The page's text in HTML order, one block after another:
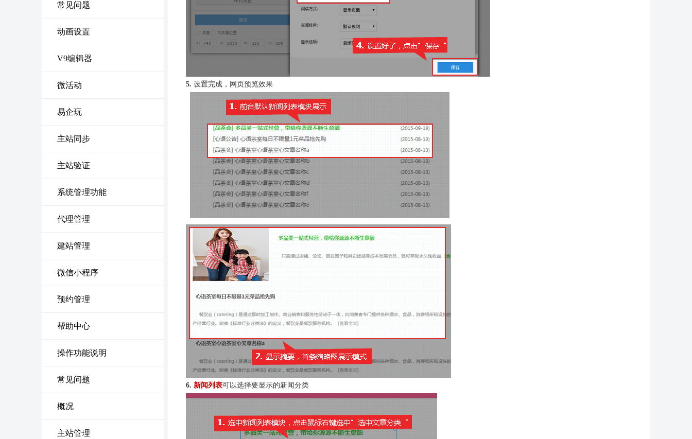
常见问题
动画设置
V9编辑器
微活动
易企玩
主站同步
主站验证
系统管理功能
代理管理
建站管理
微信小程序
预约管理
帮助中心
操作功能说明
常见问题
概况
主站管理
5. 设置完成，网页预览效果
6. 新闻列表可以选择要显示的新闻分类